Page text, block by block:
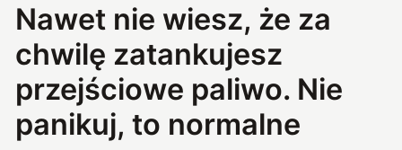
Nawet nie wiesz, że za
chwilę zatankujesz
przejściowe paliwo. Nie
panikuj, to normalne